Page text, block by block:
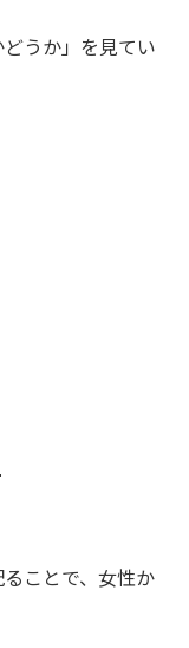
うか」を見てい
ことで、女性か